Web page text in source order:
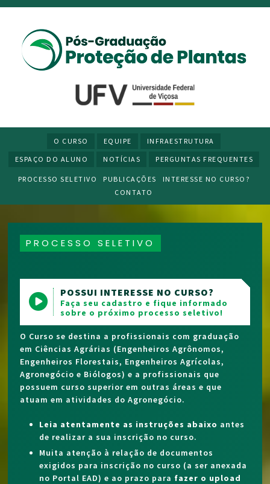
O CURSO EQUIPE
INFRAESTRUTURA
ESPAÇO DO ALUNO
NOTÍCIAS PERGUNTAS FREQUENTES
PROCESSO SELETIVO PUBLICAÇÕES
INTERESSE NO CURSO?
CONTATO
PROCESSO SELETIVO
O Curso se destina a profissionais com graduação
em Ciências Agrárias (Engenheiros Agrônomos,
Engenheiros Florestais, Engenheiros Agrícolas,
Agronegócio e Biólogos) e a profissionais que
possuem curso superior em outras áreas e que
atuam em atividades do Agronegócio.
Leia atentamente as instruções abaixo antes
de realizar a sua inscrição no curso.
Muita atenção à relação de documentos
exigidos para inscrição no curso (a ser anexada
no Portal EAD) e ao prazo para fazer o upload
POSSUI INTERESSE NO CURSO?
Faça seu cadastro e fique informado
sobre o próximo processo seletivo!